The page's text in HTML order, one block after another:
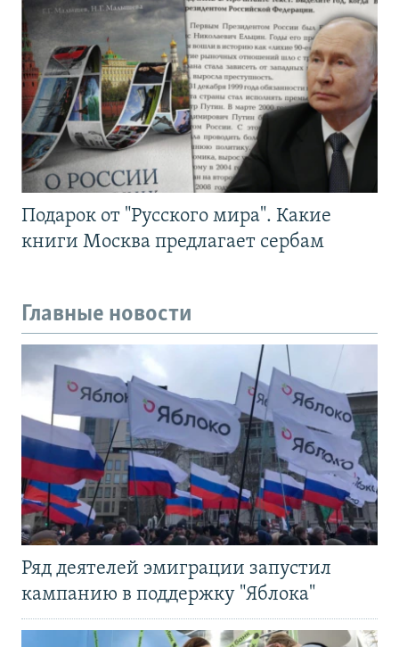
Подарок от "Русского мира". Какие
книги Москва предлагает сербам
Главные новости
Ряд деятелей эмиграции запустил
кампанию в поддержку "Яблока"